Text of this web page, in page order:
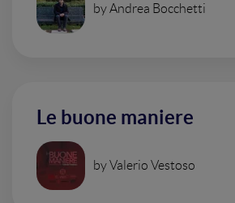
by Andrea Bocchetti
Le buone maniere
by Valerio Vestoso